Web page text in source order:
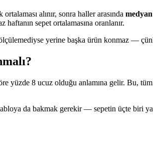
ortalaması alınır, sonra haller arasında medyan
haftanın sepet ortalamasına oranlanır.
yerine başka ürün konmaz —
yüzde 8 ucuz olduğu anlamına gelir. Bu,
da bakmak gerekir — sepetin üçte biri